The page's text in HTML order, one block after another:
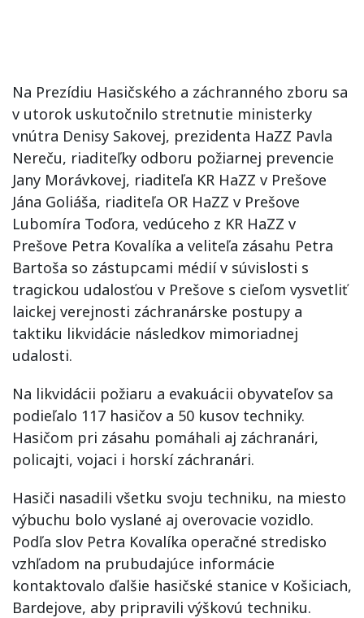
Na Prezídiu Hasičského a záchranného zboru sa
v utorok uskutočnilo stretnutie ministerky
vnútra Denisy Sakovej, prezidenta HaZZ Pavla
Nereču, riaditeľky odboru požiarnej prevencie
Jany Morávkovej, riaditeľa KR HaZZ v Prešove
Jána Goliáša, riaditeľa OR HaZZ v Prešove
Lubomíra Toďora, vedúceho z KR HaZZ v
Prešove Petra Kovalíka a veliteľa zásahu Petra
Bartoša so zástupcami médií v súvislosti s
tragickou udalosťou v Prešove s cieľom vysvetliť
laickej verejnosti záchranárske postupy a
taktiku likvidácie následkov mimoriadnej
udalosti.
Na likvidácii požiaru a evakuácii obyvateľov sa
podieľalo 117 hasičov a 50 kusov techniky.
Hasičom pri zásahu pomáhali aj záchranári,
policajti, vojaci i horskí záchranári.
Hasiči nasadili všetku svoju techniku, na miesto
výbuchu bolo vyslané aj overovacie vozidlo.
Podľa slov Petra Kovalíka operačné stredisko
vzhľadom na prubudajúce informácie
kontaktovalo ďalšie hasičské stanice v Košiciach,
Bardejove, aby pripravili výškovú techniku.